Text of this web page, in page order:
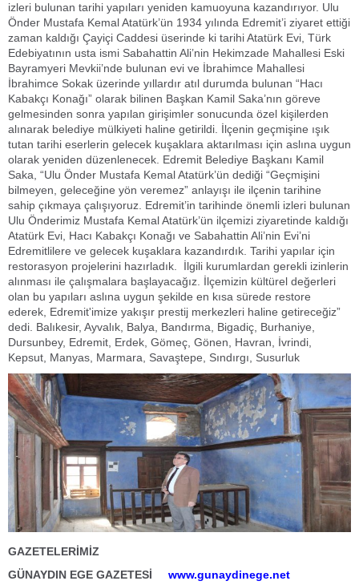
izleri bulunan tarihi yapıları yeniden kamuoyuna kazandırıyor. Ulu
Önder Mustafa Kemal Atatürk’ün 1934 yılında Edremit’i ziyaret ettiği
zaman kaldığı Çayiçi Caddesi üserinde ki tarihi Atatürk Evi, Türk
Edebiyatının usta ismi Sabahattin Ali’nin Hekimzade Mahallesi Eski
Bayramyeri Mevkii’nde bulunan evi ve İbrahimce Mahallesi
İbrahimce Sokak üzerinde yıllardır atıl durumda bulunan “Hacı
Kabakçı Konağı” olarak bilinen Başkan Kamil Saka’nın göreve
gelmesinden sonra yapılan girişimler sonucunda özel kişilerden
alınarak belediye mülkiyeti haline getirildi. İlçenin geçmişine ışık
tutan tarihi eserlerin gelecek kuşaklara aktarılması için aslına uygun
olarak yeniden düzenlenecek. Edremit Belediye Başkanı Kamil
Saka, “Ulu Önder Mustafa Kemal Atatürk’ün dediği “Geçmişini
bilmeyen, geleceğine yön veremez” anlayışı ile ilçenin tarihine
sahip çıkmaya çalışıyoruz. Edremit’in tarihinde önemli izleri bulunan
Ulu Önderimiz Mustafa Kemal Atatürk’ün ilçemizi ziyaretinde kaldığı
Atatürk Evi, Hacı Kabakçı Konağı ve Sabahattin Ali’nin Evi’ni
Edremitlilere ve gelecek kuşaklara kazandırdık. Tarihi yapılar için
restorasyon projelerini hazırladık. İlgili kurumlardan gerekli izinlerin
alınması ile çalışmalara başlayacağız. İlçemizin kültürel değerleri
olan bu yapıları aslına uygun şekilde en kısa sürede restore
ederek, Edremit'imize yakışır prestij merkezleri haline getireceğiz”
dedi. Balıkesir, Ayvalık, Balya, Bandırma, Bigadiç, Burhaniye,
Dursunbey, Edremit, Erdek, Gömeç, Gönen, Havran, İvrindi,
Kepsut, Manyas, Marmara, Savaştepe, Sındırgı, Susurluk
GAZETELERİMİZ
GÜNAYDIN EGE GAZETESİ
www.gunaydinege.net